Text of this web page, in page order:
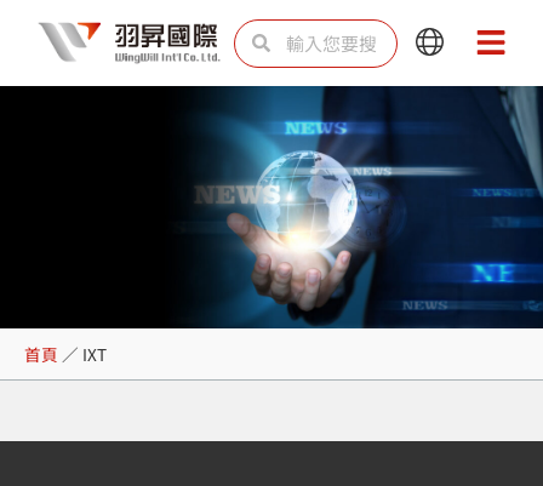
主
搜
尋 尋
Main
Menu
Main
Menu
IXT
首頁 ／ IXT